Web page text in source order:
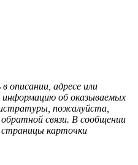
описании, адресе или
об оказываемых
пожалуйста,
связи. В сообщении
страницы карточки